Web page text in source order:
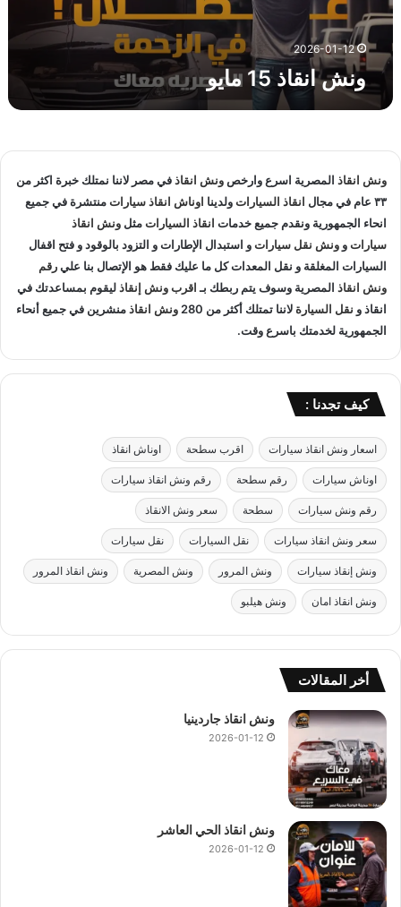
5
ا
و
2026-01-12
ونش انقاذ 15 مايو
ونش انقاذ المصرية اسرع وارخص ونش انقاذفي مصر لاننا نمتلك خبرة اكثر من
٣٣ عام في مجال
انقاذ السياراتولدينا اوناش انقاذ سياراتمنتشرة في جميع
انحاء الجمهورية ونقدم جميع خدمات انقاذ السياراتمثل ونش انقاذ
سياراتو ونش نقل سياراتو استبدال الإطارات و التزود بالوقود و فتح اقفال
السيارات المغلقة و نقل المعدات كل ما عليك فقط هو الإتصال بنا عليرقم
ونش انقاذ المصرية وسوف يتم ربطك بـ اقرب ونش إنقاذليقوم بمساعدتك في
انقاذ و نقل السيارة لاننا تمتلك أكثر من 280 ونش انقاذمنشرين في جميع أنحاء
الجمهورية لخدمتك باسرع وقت.
كيف تجدنا :
اسعار ونش انقاذ سيارات اقرب سطحة اوناش انقاذ
اوناش سيارات رقم سطحة رقم ونش انقاذ سيارات
رقم ونش سيارات سطحة سعر ونش الانقاذ
سعر ونش انقاذ سيارات نقل السيارات نقل سيارات
ونش إنقاذ سيارات ونش المرور ونش المصرية ونش انقاذ المرور
ونش انقاذ امان ونش هيلبو
أخر المقالات
ونش انقاذ جاردينيا
2026-01-12
ونش انقاذ الحي العاشر
2026-01-12